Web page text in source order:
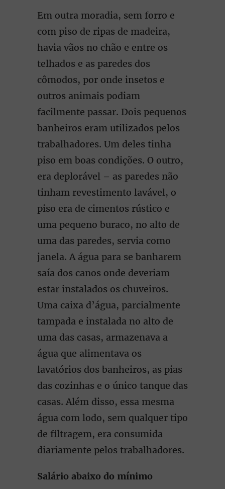
Em outra moradia, sem forro e
com piso de ripas de madeira,
havia vãos no chão e entre os
telhados e as paredes dos
cômodos, por onde insetos e
outros animais podiam
facilmente passar. Dois pequenos
banheiros eram utilizados pelos
trabalhadores. Um deles tinha
piso em boas condições. O outro,
era deplorável – as paredes não
tinham revestimento lavável, o
piso era de cimentos rústico e
uma pequeno buraco, no alto de
uma das paredes, servia como
janela. A água para se banharem
saía dos canos onde deveriam
estar instalados os chuveiros.
Uma caixa d’água, parcialmente
tampada e instalada no alto de
uma das casas, armazenava a
água que alimentava os
lavatórios dos banheiros, as pias
das cozinhas e o único tanque das
casas. Além disso, essa mesma
água com lodo, sem qualquer tipo
de filtragem, era consumida
diariamente pelos trabalhadores.
Salário abaixo do mínimo